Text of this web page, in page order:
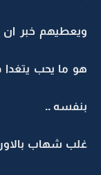
ويعطيهم خبر
هو ما يحب يتغدا
بنفسه ..
غلب شهاب